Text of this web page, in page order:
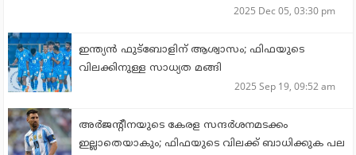
2025 Dec 05, 03:30 pm
ഇന്ത്യന്‍ ഫുട്‌ബോളിന് ആശ്വാസം; ഫിഫയുടെ
വിലക്കിനുള്ള സാധ്യത മങ്ങി
2025 Sep 19, 09:52 am
അര്‍ജന്റീനയുടെ കേരള സന്ദര്‍ശനമടക്കം
ഇല്ലാതെയാകും; ഫിഫയുടെ വിലക്ക് ബാധിക്കുക പല